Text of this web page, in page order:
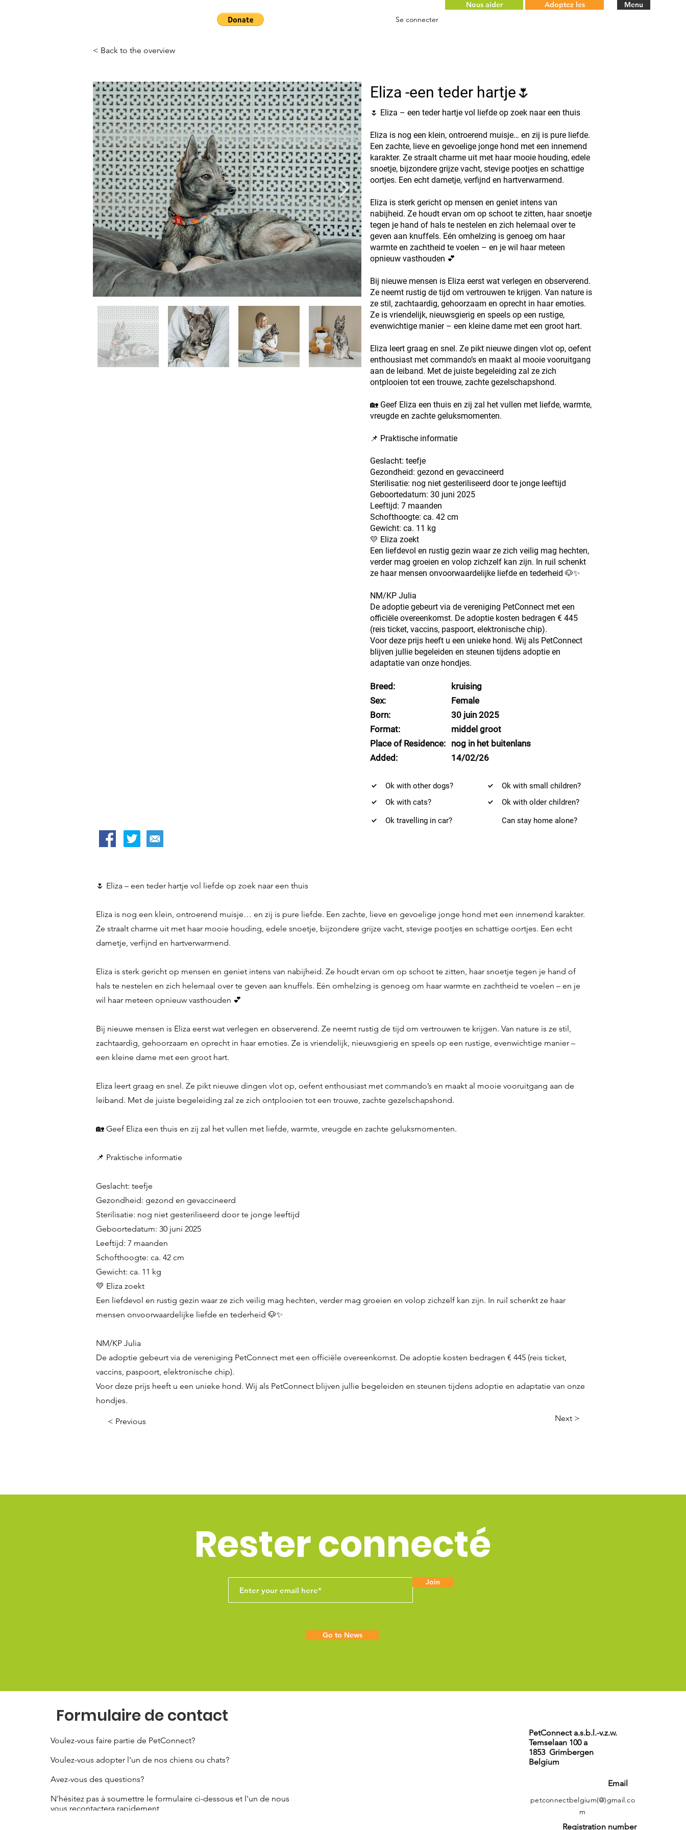
Se connecter
Nous aider Adoptez les Menu
< Back to the overview
Eliza -een teder hartje🌷
🌷 Eliza – een teder hartje vol liefde op zoek naar een thuis
Eliza is nog een klein, ontroerend muisje… en zij is pure liefde.
Een zachte, lieve en gevoelige jonge hond met een innemend
karakter. Ze straalt charme uit met haar mooie houding, edele
snoetje, bijzondere grijze vacht, stevige pootjes en schattige
oortjes. Een echt dametje, verfijnd en hartverwarmend.
Eliza is sterk gericht op mensen en geniet intens van
nabijheid. Ze houdt ervan om op schoot te zitten, haar snoetje
tegen je hand of hals te nestelen en zich helemaal over te
geven aan knuffels. Eén omhelzing is genoeg om haar
warmte en zachtheid te voelen – en je wil haar meteen
opnieuw vasthouden 💕
Bij nieuwe mensen is Eliza eerst wat verlegen en observerend.
Ze neemt rustig de tijd om vertrouwen te krijgen. Van nature is
ze stil, zachtaardig, gehoorzaam en oprecht in haar emoties.
Ze is vriendelijk, nieuwsgierig en speels op een rustige,
evenwichtige manier – een kleine dame met een groot hart.
Eliza leert graag en snel. Ze pikt nieuwe dingen vlot op, oefent
enthousiast met commando’s en maakt al mooie vooruitgang
aan de leiband. Met de juiste begeleiding zal ze zich
ontplooien tot een trouwe, zachte gezelschapshond.
🏡 Geef Eliza een thuis en zij zal het vullen met liefde, warmte,
vreugde en zachte geluksmomenten.
📌 Praktische informatie
Geslacht: teefje
Gezondheid: gezond en gevaccineerd
Sterilisatie: nog niet gesteriliseerd door te jonge leeftijd
Geboortedatum: 30 juni 2025
Leeftijd: 7 maanden
Schofthoogte: ca. 42 cm
Gewicht: ca. 11 kg
💛 Eliza zoekt
Een liefdevol en rustig gezin waar ze zich veilig mag hechten,
verder mag groeien en volop zichzelf kan zijn. In ruil schenkt
ze haar mensen onvoorwaardelijke liefde en tederheid 🐶✨
NM/KP Julia
De adoptie gebeurt via de vereniging PetConnect met een
officiële overeenkomst. De adoptie kosten bedragen € 445
(reis ticket, vaccins, paspoort, elektronische chip).
Voor deze prijs heeft u een unieke hond. Wij als PetConnect
blijven jullie begeleiden en steunen tijdens adoptie en
adaptatie van onze hondjes.
Breed:
kruising
Sex:
Female
Born:
30 juin 2025
Format:
middel groot
Place of Residence: nog in het buitenlans
Added:
14/02/26
Ok with other dogs?
Ok with cats?
Ok travelling in car?
Ok with small children?
Ok with older children?
Can stay home alone?
🌷 Eliza – een teder hartje vol liefde op zoek naar een thuis
Eliza is nog een klein, ontroerend muisje… en zij is pure liefde. Een zachte, lieve en gevoelige jonge hond met een innemend karakter.
Ze straalt charme uit met haar mooie houding, edele snoetje, bijzondere grijze vacht, stevige pootjes en schattige oortjes. Een echt
dametje, verfijnd en hartverwarmend.
Eliza is sterk gericht op mensen en geniet intens van nabijheid. Ze houdt ervan om op schoot te zitten, haar snoetje tegen je hand of
hals te nestelen en zich helemaal over te geven aan knuffels. Eén omhelzing is genoeg om haar warmte en zachtheid te voelen – en je
wil haar meteen opnieuw vasthouden 💕
Bij nieuwe mensen is Eliza eerst wat verlegen en observerend. Ze neemt rustig de tijd om vertrouwen te krijgen. Van nature is ze stil,
zachtaardig, gehoorzaam en oprecht in haar emoties. Ze is vriendelijk, nieuwsgierig en speels op een rustige, evenwichtige manier –
een kleine dame met een groot hart.
Eliza leert graag en snel. Ze pikt nieuwe dingen vlot op, oefent enthousiast met commando’s en maakt al mooie vooruitgang aan de
leiband. Met de juiste begeleiding zal ze zich ontplooien tot een trouwe, zachte gezelschapshond.
🏡 Geef Eliza een thuis en zij zal het vullen met liefde, warmte, vreugde en zachte geluksmomenten.
📌 Praktische informatie
Geslacht: teefje
Gezondheid: gezond en gevaccineerd
Sterilisatie: nog niet gesteriliseerd door te jonge leeftijd
Geboortedatum: 30 juni 2025
Leeftijd: 7 maanden
Schofthoogte: ca. 42 cm
Gewicht: ca. 11 kg
💛 Eliza zoekt
Een liefdevol en rustig gezin waar ze zich veilig mag hechten, verder mag groeien en volop zichzelf kan zijn. In ruil schenkt ze haar
mensen onvoorwaardelijke liefde en tederheid 🐶✨
NM/KP Julia
De adoptie gebeurt via de vereniging PetConnect met een officiële overeenkomst. De adoptie kosten bedragen € 445 (reis ticket,
vaccins, paspoort, elektronische chip).
Voor deze prijs heeft u een unieke hond. Wij als PetConnect blijven jullie begeleiden en steunen tijdens adoptie en adaptatie van onze
hondjes.
< Previous Next >
Rester connecté
Join
Go to News
Formulaire de contact
Voulez-vous faire partie de PetConnect?
Voulez-vous adopter l'un de nos chiens ou chats?
Avez-vous des questions?
N'hésitez pas à soumettre le formulaire ci-dessous et l'un de nous
vous recontactera rapidement
PetConnect a.s.b.l.-v.z.w.
Temselaan 100 a
1853 Grimbergen
Belgium
Email
petconnectbelgium(@)gmail.co
m
Registration number